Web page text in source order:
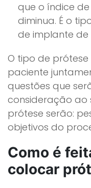
que o índice
diminua. É o
de implante de
O tipo de
paciente
questões que
consideração ao
prótese serão:
objetivos do
Como é
colocar